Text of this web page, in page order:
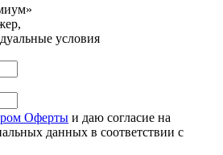
условия
Оферты и даю согласие на
данных в соответствии с